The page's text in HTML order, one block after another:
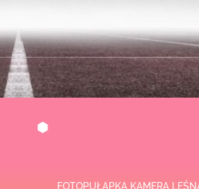
FOTOPUŁAPKA KAMERA